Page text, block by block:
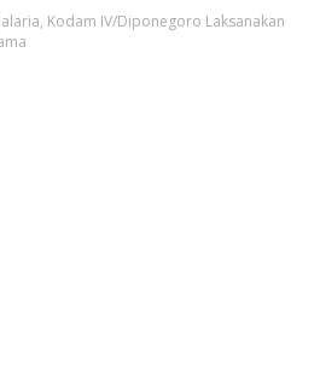
Kodam IV/Diponegoro Laksanakan